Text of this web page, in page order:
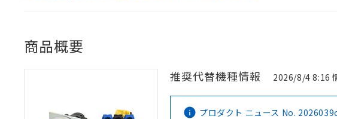
商品概要
推奨代替機種情報 2026/8/4 8:16
プロダクト ニュース No.